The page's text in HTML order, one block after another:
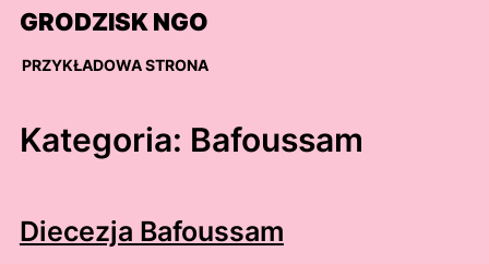
Skip
content
GRODZISK NGO
PRZYKŁADOWA STRONA
Kategoria: Bafoussam
Diecezja Bafoussam